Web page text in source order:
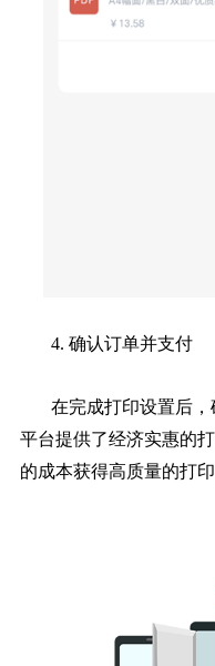
4. 确认订单并支付
在完成打印设置后
平台提供了经济实惠的
的成本获得高质量的打印